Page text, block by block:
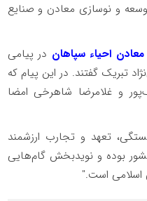
و نوسازی معادن و صنایع
احیاء سپاهان در پیامی
تبریک گفتند. در این پیام که
و غلامرضا شاهرخی امضا
تعهد و تجارب ارزشمند
بوده و نویدبخش گام‌هایی
اسلامی است."